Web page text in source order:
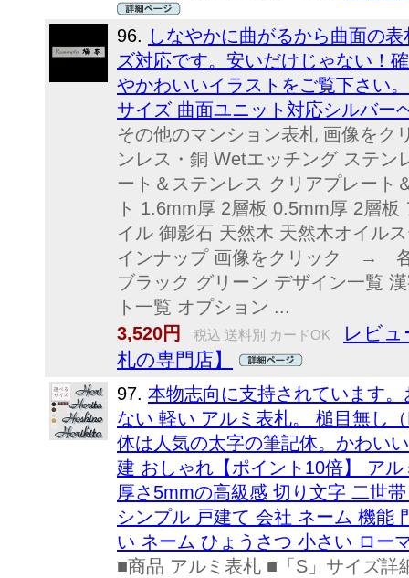
96. しなやかに曲がるから曲面の
ズ対応です。安いだけじゃない！
やかわいいイラストをご覧下さい
サイズ 曲面ユニット対応シルバー
その他のマンション表札 画像を
ンレス・銅 Wetエッチング ステン
ート＆ステンレス クリアプレート
ト 1.6mm厚 2層板 0.5mm厚 2層
イル 御影石 天然木 天然木オイル
インナップ 画像をクリック → 各
ブラック グリーン デザイン一覧
ト一覧 オプション ...
3,520円
税込 送料別 カードOK
レビュ
札の専門店】
97. 本物志向に支持されています
ない 軽い アルミ表札。 槌目無し
体は人気の太字の筆記体。かわい
建 おしゃれ【ポイント10倍】 ア
厚さ5mmの高級感 切り文字 二世
シンプル 戸建て 会社 ネーム 機能
い ネーム ひょうさつ 小さい ロー
■商品 アルミ表札 ■「S」サイズ詳